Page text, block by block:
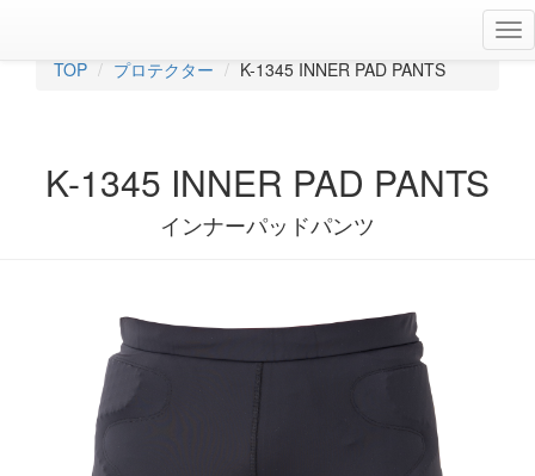
TOP プロテクター K-1345 INNER PAD PANTS
K-1345 INNER PAD PANTS
インナーパッドパンツ